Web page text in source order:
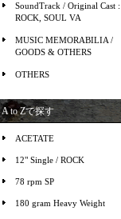
SoundTrack / Original Cast :
ROCK, SOUL VA
MUSIC MEMORABILIA /
GOODS & OTHERS
OTHERS
A to Zで探す
ACETATE
12" Single / ROCK
78 rpm SP
180 gram Heavy Weight